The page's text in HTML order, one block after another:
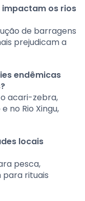
impactam os rios
de barragens
prejudicam a
endêmicas
acari-zebra,
no Rio Xingu,
locais
pesca,
rituais